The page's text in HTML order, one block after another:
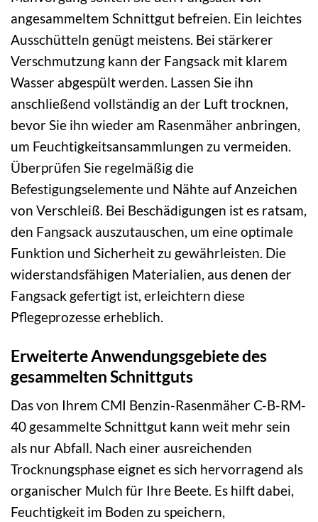
angesammeltem Schnittgut befreien. Ein leichtes
Ausschütteln genügt meistens. Bei stärkerer
Verschmutzung kann der Fangsack mit klarem
Wasser abgespült werden. Lassen Sie ihn
anschließend vollständig an der Luft trocknen,
bevor Sie ihn wieder am Rasenmäher anbringen,
um Feuchtigkeitsansammlungen zu vermeiden.
Überprüfen Sie regelmäßig die
Befestigungselemente und Nähte auf Anzeichen
von Verschleiß. Bei Beschädigungen ist es ratsam,
den Fangsack auszutauschen, um eine optimale
Funktion und Sicherheit zu gewährleisten. Die
widerstandsfähigen Materialien, aus denen der
Fangsack gefertigt ist, erleichtern diese
Pflegeprozesse erheblich.
Erweiterte Anwendungsgebiete des
gesammelten Schnittguts
Das von Ihrem CMI Benzin-Rasenmäher C-B-RM-
40 gesammelte Schnittgut kann weit mehr sein
als nur Abfall. Nach einer ausreichenden
Trocknungsphase eignet es sich hervorragend als
organischer Mulch für Ihre Beete. Es hilft dabei,
Feuchtigkeit im Boden zu speichern,